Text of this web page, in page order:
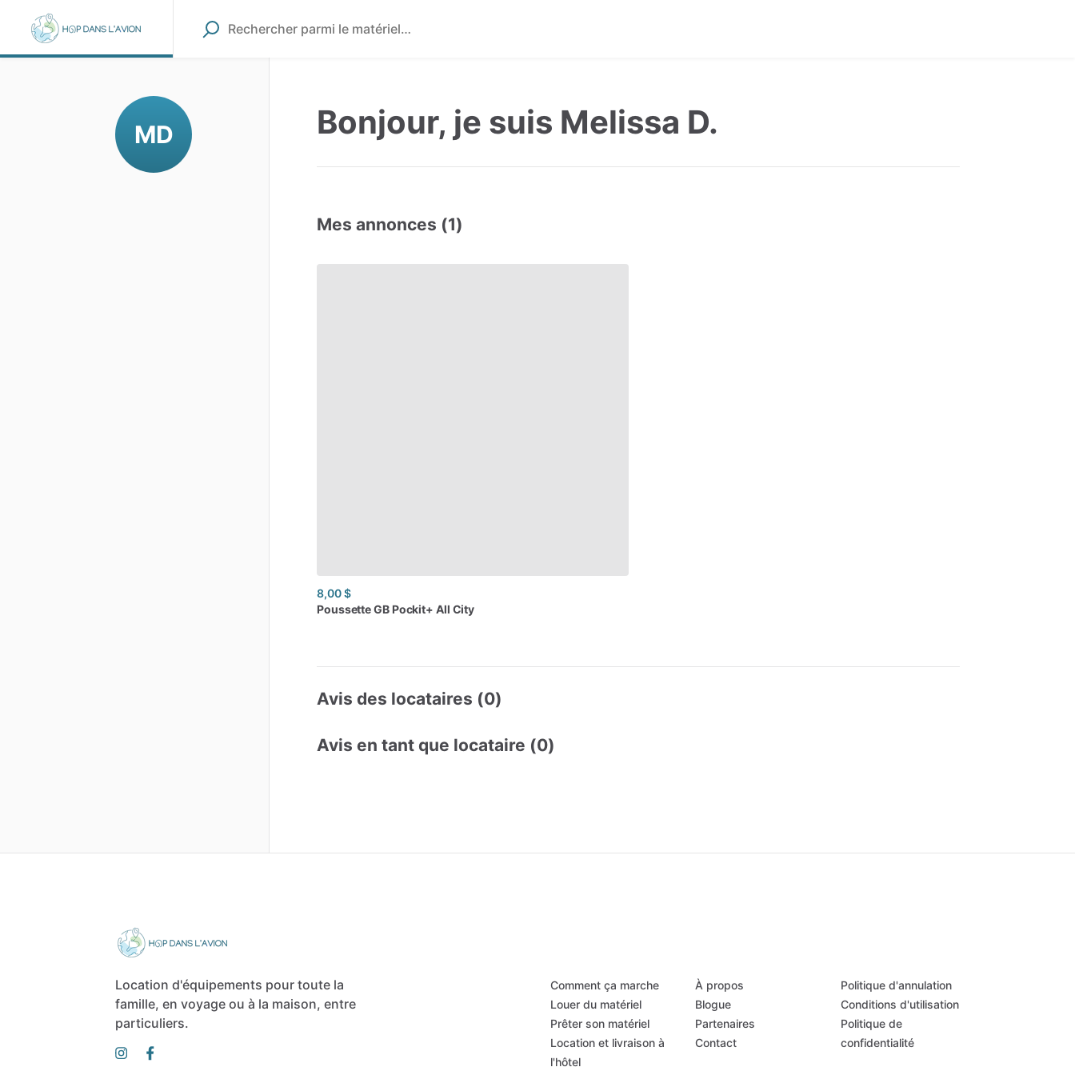
MD Bonjour, je suis Melissa D.
Mes annonces (1)
8,00 $
PoussetteGB Pockit+ All City
Avis des locataires (0)
Avis en tant que locataire (0)
Location d'équipements pour toute la
famille, en voyage ou à la maison, entre
particuliers.
Comment ça marche
Louer du matériel
Prêter son matériel
Location et livraison à
l'hôtel
À propos
Blogue
Partenaires
Contact
Politique d'annulation
Conditions d'utilisation
Politique de
confidentialité